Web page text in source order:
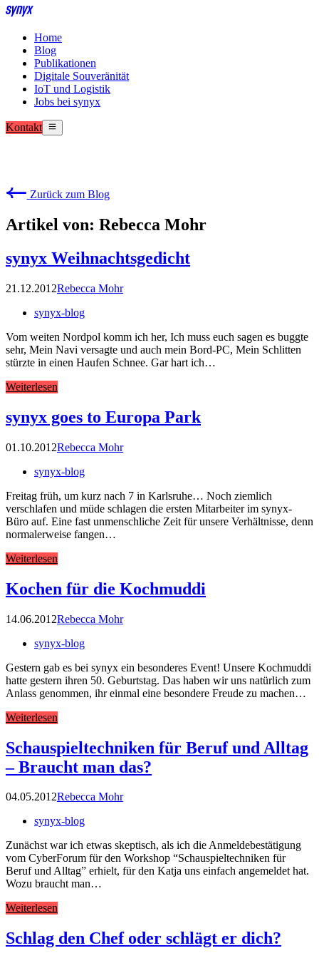
Home
Blog
Publikationen
Digitale Souveränität
IoT und Logistik
Jobs bei synyx
Kontakt
Zurück zum Blog
Artikel von: Rebecca Mohr
synyx Weihnachtsgedicht
21.12.2012Rebecca Mohr
synyx-blog
Vom weiten Nordpol komm ich her, Ich muss euch sagen es buggte
sehr, Mein Navi versagte und auch mein Bord-PC, Mein Schlitten
stürzte in einen Haufen Schnee. Gar hart ich…
Weiterlesen
synyx goes to Europa Park
01.10.2012Rebecca Mohr
synyx-blog
Freitag früh, um kurz nach 7 in Karlsruhe… Noch ziemlich
verschlafen und müde schlagen die ersten Mitarbeiter im synyx-
Büro auf. Eine fast unmenschliche Zeit für unsere Verhältnisse, denn
normalerweise fangen…
Weiterlesen
Kochen für die Kochmuddi
14.06.2012Rebecca Mohr
synyx-blog
Gestern gab es bei synyx ein besonderes Event! Unsere Kochmuddi
hatte gestern ihren 50. Geburtstag. Das haben wir uns natürlich zum
Anlass genommen, ihr einmal eine besondere Freude zu machen…
Weiterlesen
Schauspieltechniken für Beruf und Alltag
– Braucht man das?
04.05.2012Rebecca Mohr
synyx-blog
Zunächst war ich etwas skeptisch, als ich die Anmeldebestätigung
vom CyberForum für den Workshop “Schauspieltechniken für
Beruf und Alltag” erhielt, für den Katja uns einfach angemeldet hat.
Wozu braucht man…
Weiterlesen
Schlag den Chef oder schlägt er dich?